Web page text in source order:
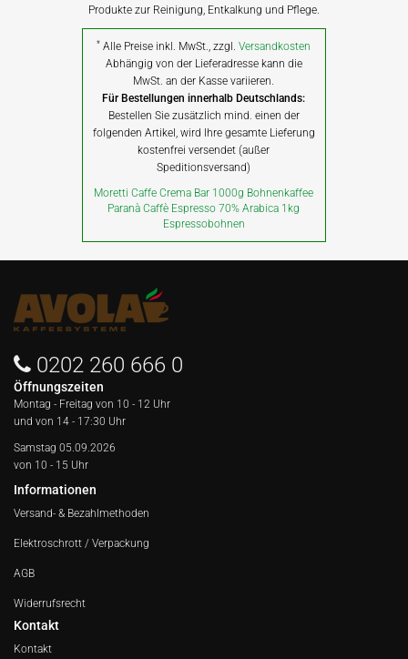
Produkte zur Reinigung, Entkalkung und Pflege.
* Alle Preise inkl. MwSt., zzgl.Versandkosten
Abhängig von der Lieferadresse kann die
MwSt. an der Kasse variieren.
Für Bestellungen innerhalb Deutschlands:
Bestellen Sie zusätzlich mind. einen der
folgenden Artikel, wird Ihre gesamte Lieferung
kostenfrei versendet (außer
Speditionsversand)
Moretti Caffe Crema Bar 1000g Bohnenkaffee
Paranà Caffè Espresso 70% Arabica 1kg
Espressobohnen
0202 260 666 0
Öffnungszeiten
Montag - Freitag von 10 - 12 Uhr
und von 14 - 17:30 Uhr
Samstag 05.09.2026
von 10 - 15 Uhr
Informationen
Versand- & Bezahlmethoden
Elektroschrott / Verpackung
AGB
Widerrufsrecht
Kontakt
Kontakt